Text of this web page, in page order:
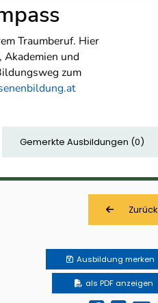
Traumberuf. Hier
und
zum
Gemerkte Ausbildungen (0)
Zurück
Ausbildung merken
als PDF anzeigen